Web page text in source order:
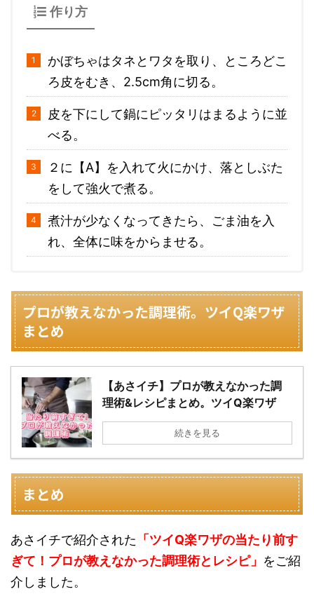
作り方
かぼちゃはタネとワタを取り、ところどこ
ろ皮をむき、2.5cm角に切る。
皮を下にして鍋にピッタリはまるように並
べる。
２に【A】を入れて火にかけ、落としぶた
をして強火で煮る。
煮汁が少なくなってきたら、ごま油を入
れ、全体に味をからませる。
プロが教えなかった調理術。ツイQ楽ワザ
まとめ
【あさイチ】プロが教えなかった調
理術&レシピまとめ。ツイQ楽ワザ
続きを見る
まとめ
あさイチで紹介された 「ツイQ楽ワザの当たり前す
ぎて！プロが教えなかった調理術とレシピ」 をご紹
介しました。